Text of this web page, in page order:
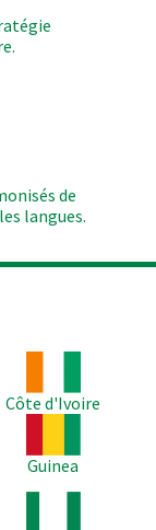
de
langues.
Côte d'Ivoire
Guinea